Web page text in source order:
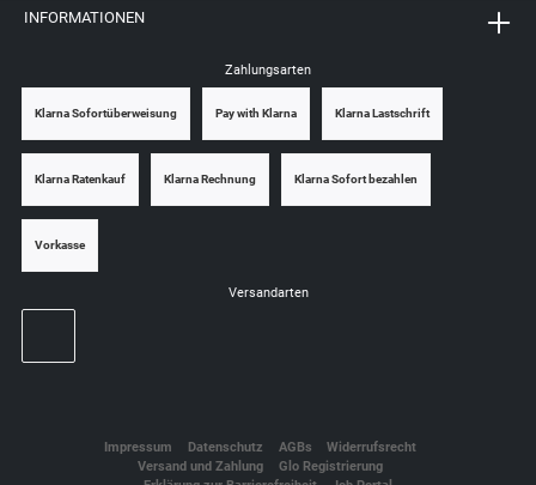
INFORMATIONEN
Zahlungsarten
Klarna Sofortüberweisung Pay with Klarna Klarna Lastschrift
Klarna Ratenkauf Klarna Rechnung Klarna Sofort bezahlen
Vorkasse
Versandarten
Impressum Datenschutz AGBs
Widerrufsrecht
Versand und Zahlung
Glo Registrierung